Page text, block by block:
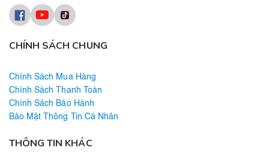
CHÍNH SÁCH CHUNG
Chính Sách Mua Hàng
Chính Sách Thanh Toán
Chính Sách Bảo Hành
Bảo Mật Thông Tin Cá Nhân
THÔNG TIN KHÁC